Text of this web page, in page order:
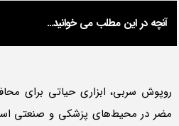
آنچه در این مطلب می خوانید...
روپوش سربی، ابزاری حیاتی برای
مضر در محیط‌های پزشکی و صنعتی